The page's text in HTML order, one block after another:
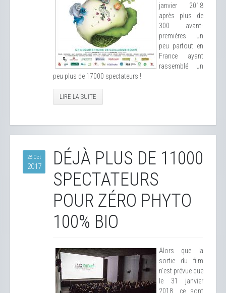
janvier 2018
après plus de
300 avant-
premières un
peu partout en
France ayant
rassemblé un
peu plus de 17000 spectateurs !
LIRE LA SUITE
28 Oct
2017
DÉJÀ PLUS DE 11000
SPECTATEURS
POUR ZÉRO PHYTO
100% BIO
Alors que la
sortie du film
n'est prévue que
le 31 janvier
2018, ce sont